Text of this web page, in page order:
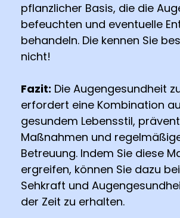
pflanzlicher Basis, die die
befeuchten und eventuelle
behandeln. Die kennen Sie
nicht!
Fazit: Die Augengesundheit
erfordert eine Kombination
gesundem Lebensstil,
Maßnahmen und
Betreuung. Indem Sie diese
ergreifen, können Sie dazu
Sehkraft und
der Zeit zu erhalten.